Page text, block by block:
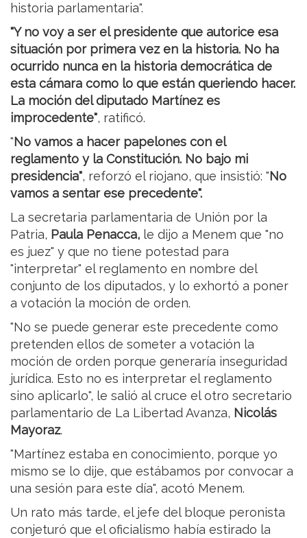
historia parlamentaria".
"Y no voy a ser el presidente que autorice esa
situación por primera vez en la historia. No ha
ocurrido nunca en la historia democrática de
esta cámara como lo que están queriendo hacer.
La moción del diputado Martínez es
improcedente", ratificó.
"No vamos a hacer papelones con el
reglamento y la Constitución. No bajo mi
presidencia", reforzó el riojano, que insistió: "No
vamos a sentar ese precedente".
La secretaria parlamentaria de Unión por la
Patria, Paula Penacca, le dijo a Menem que "no
es juez" y que no tiene potestad para
"interpretar" el reglamento en nombre del
conjunto de los diputados, y lo exhortó a poner
a votación la moción de orden.
"No se puede generar este precedente como
pretenden ellos de someter a votación la
moción de orden porque generaría inseguridad
jurídica. Esto no es interpretar el reglamento
sino aplicarlo", le salió al cruce el otro secretario
parlamentario de La Libertad Avanza, Nicolás
Mayoraz.
"Martínez estaba en conocimiento, porque yo
mismo se lo dije, que estábamos por convocar a
una sesión para este día", acotó Menem.
Un rato más tarde, el jefe del bloque peronista
conjeturó que el oficialismo había estirado la